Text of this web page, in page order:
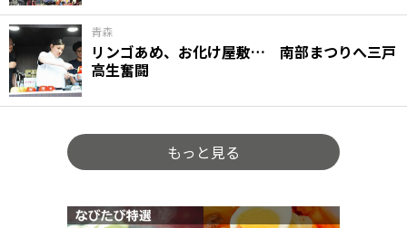
青森
リンゴあめ、お化け屋敷… 南部まつりへ三戸
高生奮闘
もっと見る